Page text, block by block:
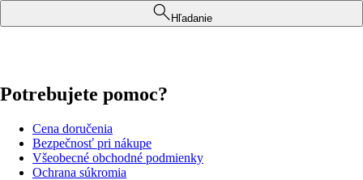
Hľadanie
Potrebujete pomoc?
Cena doručenia
Bezpečnosť pri nákupe
Všeobecné obchodné podmienky
Ochrana súkromia